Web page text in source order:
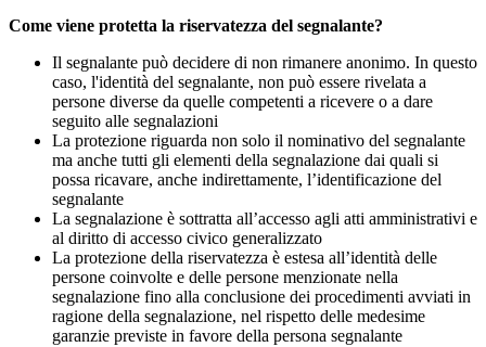
Come viene protetta la riservatezza del segnalante?
Il segnalante può decidere di non rimanere anonimo. In questo
caso, l'identità del segnalante, non può essere rivelata a
persone diverse da quelle competenti a ricevere o a dare
seguito alle segnalazioni
La protezione riguarda non solo il nominativo del segnalante
ma anche tutti gli elementi della segnalazione dai quali si
possa ricavare, anche indirettamente, l’identificazione del
segnalante
La segnalazione è sottratta all’accesso agli atti amministrativi e
al diritto di accesso civico generalizzato
La protezione della riservatezza è estesa all’identità delle
persone coinvolte e delle persone menzionate nella
segnalazione fino alla conclusione dei procedimenti avviati in
ragione della segnalazione, nel rispetto delle medesime
garanzie previste in favore della persona segnalante